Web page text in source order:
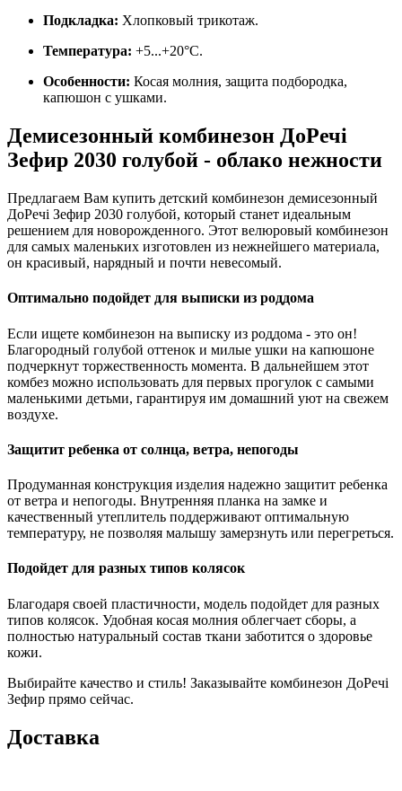
Подкладка: Хлопковый трикотаж.
Температура: +5...+20°С.
Особенности: Косая молния, защита подбородка,
капюшон с ушками.
Демисезонный комбинезон ДоРечі
Зефир 2030 голубой - облако нежности
Предлагаем Вам купить детский комбинезон демисезонный
ДоРечі Зефир 2030 голубой, который станет идеальным
решением для новорожденного. Этот велюровый комбинезон
для самых маленьких изготовлен из нежнейшего материала,
он красивый, нарядный и почти невесомый.
Оптимально подойдет для выписки из роддома
Если ищете комбинезон на выписку из роддома - это он!
Благородный голубой оттенок и милые ушки на капюшоне
подчеркнут торжественность момента. В дальнейшем этот
комбез можно использовать для первых прогулок с самыми
маленькими детьми, гарантируя им домашний уют на свежем
воздухе.
Защитит ребенка от солнца, ветра, непогоды
Продуманная конструкция изделия надежно защитит ребенка
от ветра и непогоды. Внутренняя планка на замке и
качественный утеплитель поддерживают оптимальную
температуру, не позволяя малышу замерзнуть или перегреться.
Подойдет для разных типов колясок
Благодаря своей пластичности, модель подойдет для разных
типов колясок. Удобная косая молния облегчает сборы, а
полностью натуральный состав ткани заботится о здоровье
кожи.
Выбирайте качество и стиль! Заказывайте комбинезон ДоРечі
Зефир прямо сейчас.
Доставка